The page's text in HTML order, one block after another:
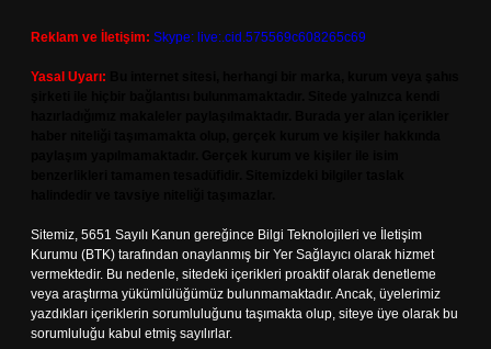
Reklam ve İletişim: Skype: live:.cid.575569c608265c69
Yasal Uyarı:
Sitemiz, 5651 Sayılı Kanun gereğince Bilgi Teknolojileri ve İletişim
Kurumu (BTK) tarafından onaylanmış bir Yer Sağlayıcı olarak hizmet
vermektedir. Bu nedenle, sitedeki içerikleri proaktif olarak denetleme
veya araştırma yükümlülüğümüz bulunmamaktadır. Ancak, üyelerimiz
yazdıkları içeriklerin sorumluluğunu taşımakta olup, siteye üye olarak bu
sorumluluğu kabul etmiş sayılırlar.